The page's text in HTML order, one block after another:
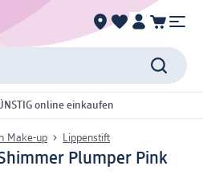
online einkaufen
Make-up Lippenstift
Plumper Pink